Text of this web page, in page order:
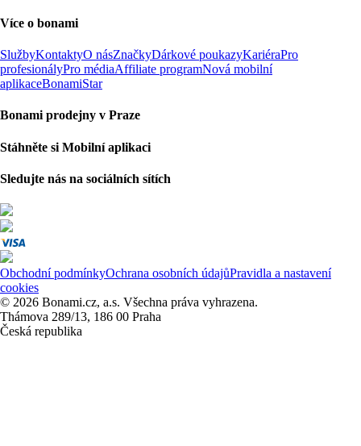
Více o bonami
SlužbyKontaktyO násZnačkyDárkové poukazyKariéraPro
profesionályPro médiaAffiliate programNová mobilní
aplikaceBonamiStar
Bonami prodejny v Praze
Stáhněte si Mobilní aplikaci
Sledujte nás na sociálních sítích
Obchodní podmínkyOchrana osobních údajůPravidla a nastavení
cookies
© 2026 Bonami.cz, a.s. Všechna práva vyhrazena.
Thámova 289/13, 186 00 Praha
Česká republika